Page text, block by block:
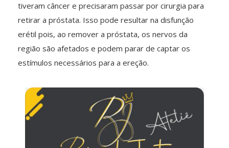
tiveram câncer e precisaram passar por cirurgia para
retirar a próstata. Isso pode resultar na disfunção
erétil pois, ao remover a próstata, os nervos da
região são afetados e podem parar de captar os
estímulos necessários para a ereção.